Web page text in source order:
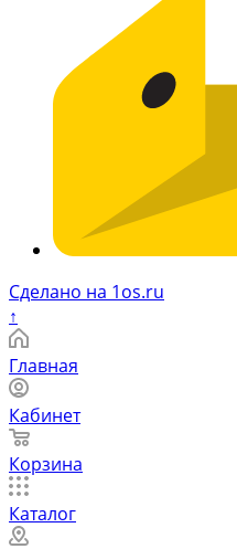
Сделано на 1os.ru
↑
Главная
Кабинет
Корзина
Каталог